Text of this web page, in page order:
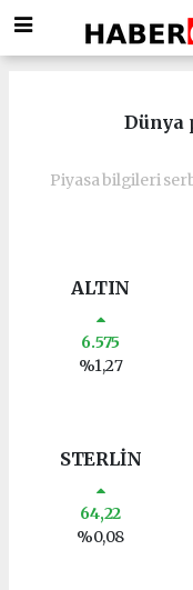
Dünya
Piyasa bilgileri
ALTIN
6.575
%1,27
STERLİN
64,22
%0,08